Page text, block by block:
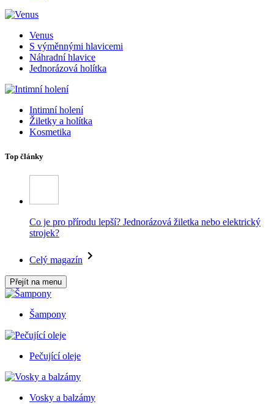
Venus
S výměnnými hlavicemi
Náhradní hlavice
Jednorázová holítka
Intimní holení
Žiletky a holítka
Kosmetika
Top články
Co je pro přírodu lepší? Jednorázová žiletka nebo elektrický
strojek?
Celý magazín
Přejít na menu
Šampony
Pečující oleje
Vosky a balzámy